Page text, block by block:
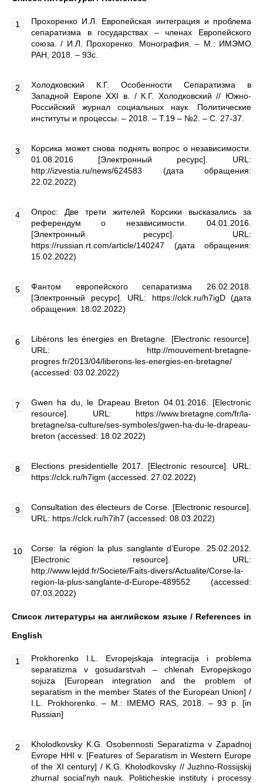
Прохоренко И.Л. Европейская интеграция и проблема
сепаратизма в государствах – членах Европейского
союза. / И.Л. Прохоренко. Монография. – М.: ИМЭМО
РАН, 2018. – 93с.
Холодковский К.Г. Особенности Сепаратизма в
Западной Европе ХХI в. / К.Г. Холодковский // Южно-
Российский журнал социальных наук. Политические
институты и процессы. – 2018. – Т.19 – №2. – С. 27-37.
Корсика может снова поднять вопрос о независимости.
01.08.2016 [Электронный ресурс]. URL:
http://izvestia.ru/news/624583 (дата обращения:
22.02.2022)
Опрос: Две трети жителей Корсики высказались за
референдум о независимости. 04.01.2016.
[Электронный ресурс]. URL:
https://russian.rt.com/article/140247 (дата обращения:
15.02.2022)
Фантом европейского сепаратизма 26.02.2018.
[Электронный ресурс]. URL: https://clck.ru/h7igD (дата
обращения: 18.02.2022)
Libérons les énergies en Bretagne. [Electronic resource].
URL: http://mouvement-bretagne-
progres.fr/2013/04/liberons-les-energies-en-bretagne/
(accessed: 03.02.2022)
Gwen ha du, le Drapeau Breton 04.01.2016. [Electronic
resource]. URL: https://www.bretagne.com/fr/la-
bretagne/sa-culture/ses-symboles/gwen-ha-du-le-drapeau-
breton (accessed: 18.02.2022)
Elections presidentielle 2017. [Electronic resource]. URL:
https://clck.ru/h7igm (accessed: 27.02.2022)
Consultation des électeurs de Corse. [Electronic resource].
URL: https://clck.ru/h7ih7 (accessed: 08.03.2022)
Corse: la région la plus sanglante d’Europe. 25.02.2012.
[Electronic resource]. URL:
http://www.lejdd.fr/Societe/Faits-divers/Actualite/Corse-la-
region-la-plus-sanglante-d-Europe-489552 (accessed:
07.03.2022)
Список литературы на английском языке / References in
English
Prokhorenko I.L. Evropejskaja integracija i problema
separatizma v gosudarstvah – chlenah Evropejskogo
sojuza [European integration and the problem of
separatism in the member States of the European Union] /
I.L. Prokhorenko. – M.: IMEMO RAS, 2018. – 93 p. [in
Russian]
Kholodkovsky K.G. Osobennosti Separatizma v Zapadnoj
Evrope HHI v. [Features of Separatism in Western Europe
of the XI century] / K.G. Kholodkovsky // Juzhno-Rossijskij
zhurnal social'nyh nauk. Politicheskie instituty i processy